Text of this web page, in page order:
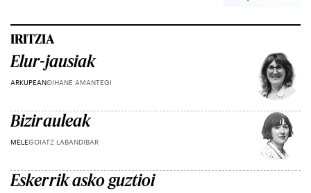
IRITZIA
Elur-jausiak
ARKUPEANOIHANE AMANTEGI
Bizirauleak
MELEGOIATZ LABANDIBAR
Eskerrik asko guztioi